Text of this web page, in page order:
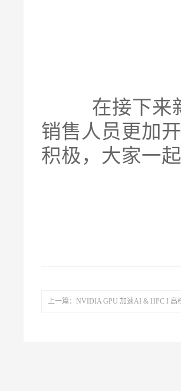
在接下来
销售人员更加
积极，大家一
上一篇：NVIDIA GPU 加速AI & HPC I 高